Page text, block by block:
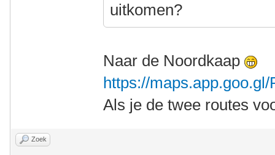
uitkomen?
Naar de Noordkaap
https://
Als je de twee routes
Zoek